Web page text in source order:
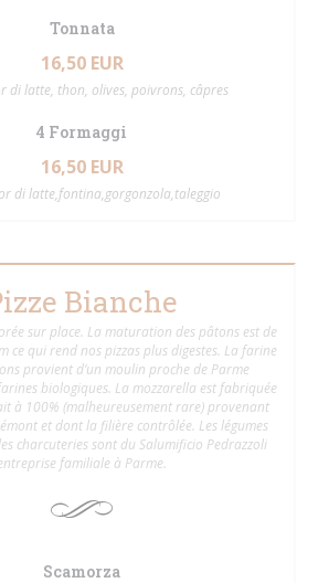
Tonnata
16,50 EUR
di latte, thon, olives, poivrons, câpres
4 Formaggi
16,50 EUR
di latte,fontina,gorgonzola,taleggio
Bianche
sur place. La maturation des pâtons est de
ce qui rend nos pizzas plus digestes. La farine
provient d’un moulin proche de Parme
biologiques. La mozzarella est fabriquée
à 100% (malheureusement rare) provenant
et dont la filière contrôlée. Les légumes
charcuteries sont du Salumificio Pedrazzoli
familiale à Parme.
Scamorza